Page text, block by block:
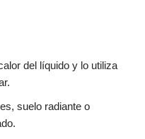
del líquido y lo utiliza
suelo radiante o